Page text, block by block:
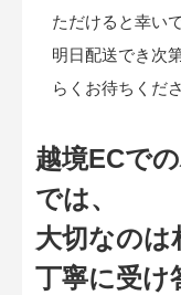
ただけると幸いで
明日配送でき次
らくお待ちくだ
越境ECで
では、
大切なのは
丁寧に受け